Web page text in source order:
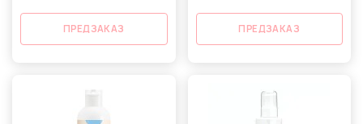
ПРЕДЗАКАЗ ПРЕДЗАКАЗ